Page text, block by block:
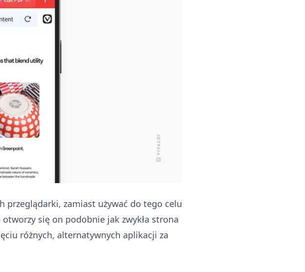
przeglądarki, zamiast używać do tego celu
się on podobnie jak zwykła strona
różnych, alternatywnych aplikacji za